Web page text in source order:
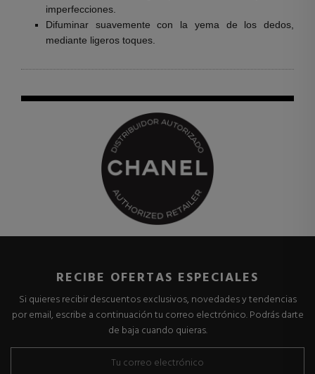
imperfecciones.
Difuminar suavemente con la yema de los dedos,
mediante ligeros toques.
RECIBE OFERTAS ESPECIALES
Si quieres recibir descuentos exclusivos, novedades y tendencias
por email, escribe a continuación tu correo electrónico. Podrás darte
de baja cuando quieras.